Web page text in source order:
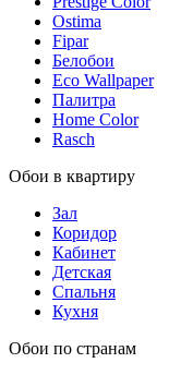
Ostima
Fipar
Белобои
Eco Wallpaper
Палитра
Home Color
Rasch
Обои в квартиру
Зал
Коридор
Кабинет
Детская
Спальня
Кухня
Обои по странам